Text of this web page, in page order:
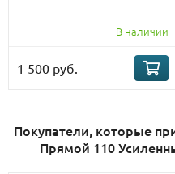
В наличии
1 500 руб.
Покупатели, которые
Прямой 110